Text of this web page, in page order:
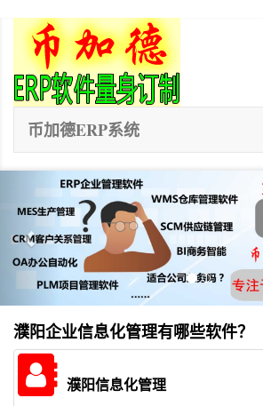
币加德ERP系统
Previous
濮阳企业信息化管理有哪些软件？
濮阳信息化管理